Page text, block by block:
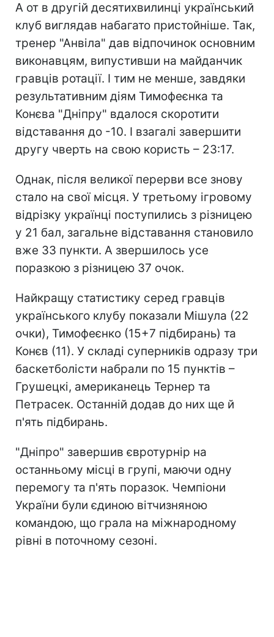
А от в другій десятихвилинці український
клуб виглядав набагато пристойніше. Так,
тренер "Анвіла" дав відпочинок основним
виконавцям, випустивши на майданчик
гравців ротації. І тим не менше, завдяки
результативним діям Тимофеєнка та
Конєва "Дніпру" вдалося скоротити
відставання до -10. І взагалі завершити
другу чверть на свою користь – 23:17.
Однак, після великої перерви все знову
стало на свої місця. У третьому ігровому
відрізку українці поступились з різницею
у 21 бал, загальне відставання становило
вже 33 пункти. А звершилось усе
поразкою з різницею 37 очок.
Найкращу статистику серед гравців
українського клубу показали Мішула (22
очки), Тимофеєнко (15+7 підбирань) та
Конєв (11). У складі суперників одразу три
баскетболісти набрали по 15 пунктів –
Грушецкі, американець Тернер та
Петрасек. Останній додав до них ще й
п'ять підбирань.
"Дніпро" завершив євротурнір на
останньому місці в групі, маючи одну
перемогу та п'ять поразок. Чемпіони
України були єдиною вітчизняною
командою, що грала на міжнародному
рівні в поточному сезоні.